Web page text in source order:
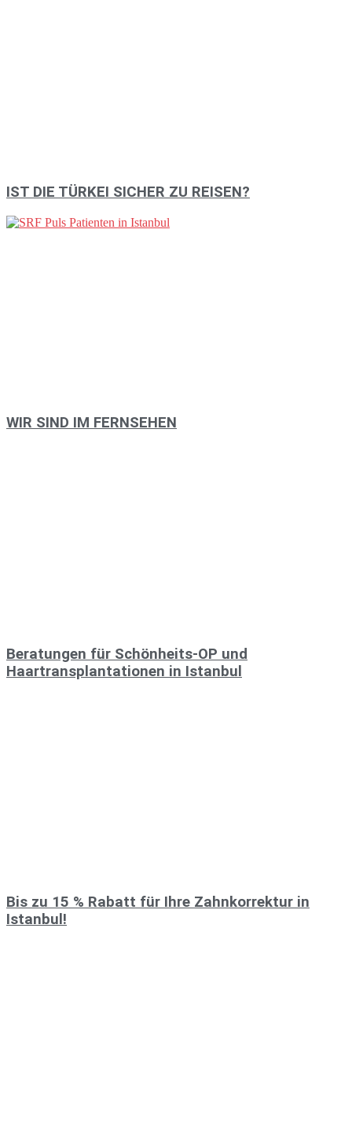
IST DIE TÜRKEI SICHER ZU REISEN?
WIR SIND IM FERNSEHEN
Beratungen für Schönheits-OP und
Haartransplantationen in Istanbul
Bis zu 15 % Rabatt für Ihre Zahnkorrektur in
Istanbul!